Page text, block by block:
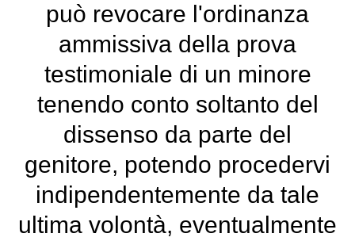
può revocare l'ordinanza
ammissiva della prova
testimoniale di un minore
tenendo conto soltanto del
dissenso da parte del
genitore, potendo procedervi
indipendentemente da tale
ultima volontà, eventualmente